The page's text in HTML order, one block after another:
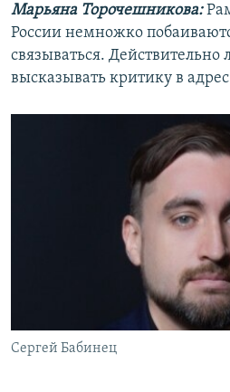
Марьяна Торочешникова:
России немножко
связываться. Действительно
высказывать критику в
Сергей Бабинец